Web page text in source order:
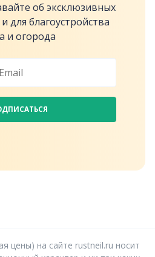
об эксклюзивных
для благоустройства
и огорода
цены) на сайте rustneil.ru носит